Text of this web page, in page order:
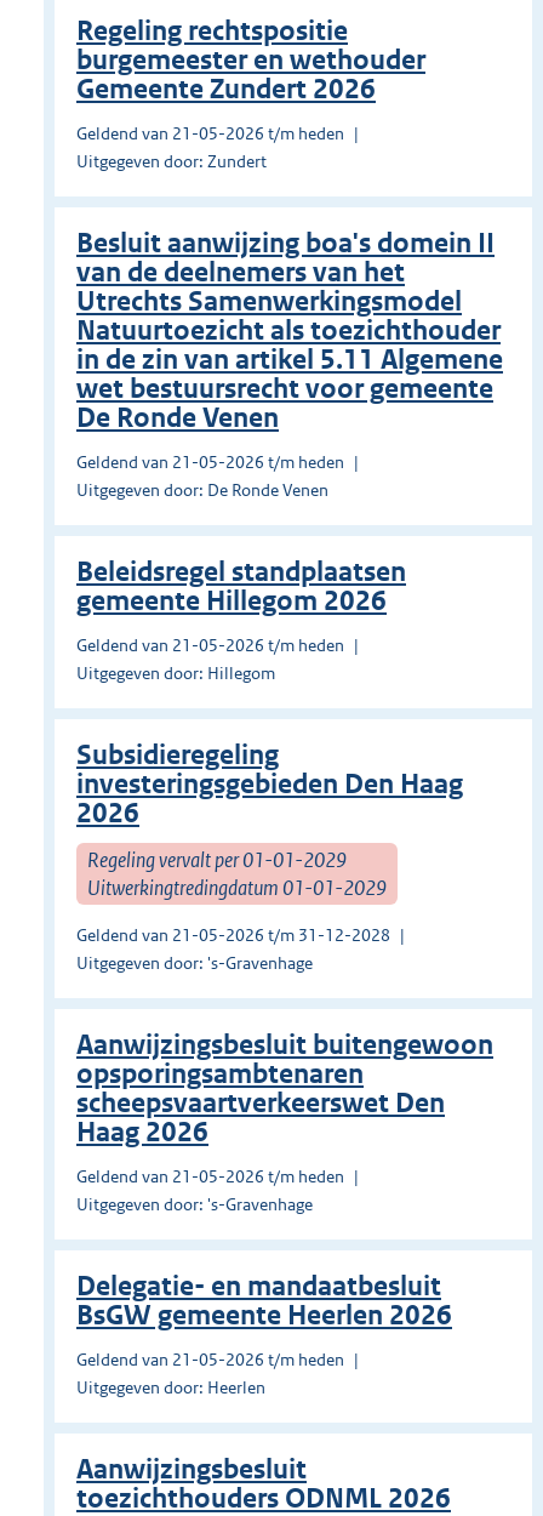
Regeling rechtspositie
burgemeester en wethouder
Gemeente Zundert 2026
Geldend van 21-05-2026 t/m heden
Uitgegeven door: Zundert
Besluit aanwijzing boa's domein II
van de deelnemers van het
Utrechts Samenwerkingsmodel
Natuurtoezicht als toezichthouder
in de zin van artikel 5.11 Algemene
wet bestuursrecht voor gemeente
De Ronde Venen
Geldend van 21-05-2026 t/m heden
Uitgegeven door: De Ronde Venen
Beleidsregel standplaatsen
gemeente Hillegom 2026
Geldend van 21-05-2026 t/m heden
Uitgegeven door: Hillegom
Subsidieregeling
investeringsgebieden Den Haag
2026
Regeling vervalt per 01-01-2029
Uitwerkingtredingdatum 01-01-2029
Geldend van 21-05-2026 t/m 31-12-2028
Uitgegeven door: 's-Gravenhage
Aanwijzingsbesluit buitengewoon
opsporingsambtenaren
scheepsvaartverkeerswet Den
Haag 2026
Geldend van 21-05-2026 t/m heden
Uitgegeven door: 's-Gravenhage
Delegatie- en mandaatbesluit
BsGW gemeente Heerlen 2026
Geldend van 21-05-2026 t/m heden
Uitgegeven door: Heerlen
Aanwijzingsbesluit
toezichthouders ODNML 2026